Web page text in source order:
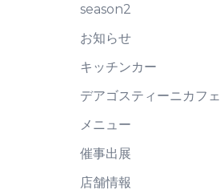
season2
お知らせ
キッチンカー
デアゴスティーニカフェ
メニュー
催事出展
店舗情報